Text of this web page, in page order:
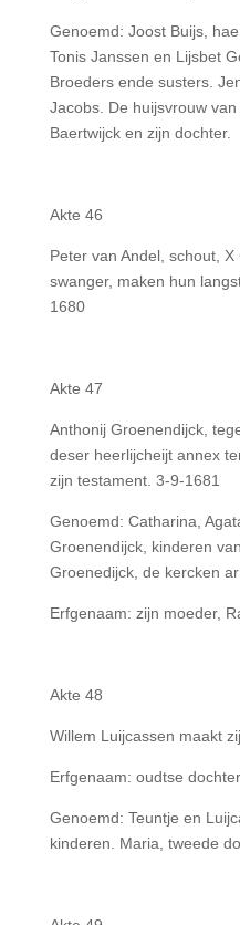
Genoemd: Joost Buijs,
Tonis Janssen en Lijsbet
Broeders ende susters.
Jacobs. De huijsvrouw
Baertwijck en zijn dochter.
Akte 46
Peter van Andel, schout, X
swanger, maken hun
1680
Akte 47
Anthonij Groenendijck,
deser heerlijcheijt annex
zijn testament. 3-9-1681
Genoemd: Catharina,
Groenendijck, kinderen
Groenedijck, de kercken
Erfgenaam: zijn moeder,
Akte 48
Willem Luijcassen maakt
Erfgenaam: oudtse
Genoemd: Teuntje en
kinderen. Maria, tweede